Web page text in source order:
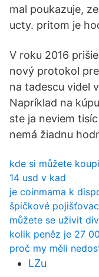
mal poukazuje,
ucty. pritom je
V roku 2016
nový protokol
na tadescu videl
Napríklad na
ste ja neviem
nemá žiadnu
kde si můžete
14 usd v kad
je coinmama k
špičkové
můžete se uživit
kolik peněz je 27
proč my měli
LZu